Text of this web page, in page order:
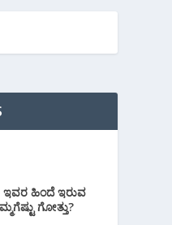
ಇವರ ಹಿಂದೆ ಇರುವ
ಗೋತ್ತು?